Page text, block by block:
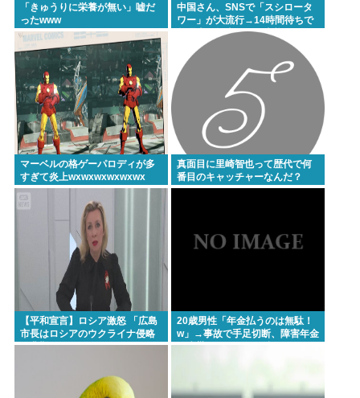
「きゅうりに栄養が無い」嘘だ
ったwww
中国さん、SNSで「スシロータ
ワー」が大流行→14時間待ちで
整理券が転売される事態に…
マーベルの格ゲーパロディが多
すぎて炎上wxwxwxwxwxwx
真面目に里崎智也って歴代で何
番目のキャッチャーなんだ？
【平和宣言】ロシア激怒 「広島
市長はロシアのウクライナ侵略
を非難した」
20歳男性「年金払うのは無駄！
w」→事故で手足切断、障害年金
一生貰えないと知り泣く